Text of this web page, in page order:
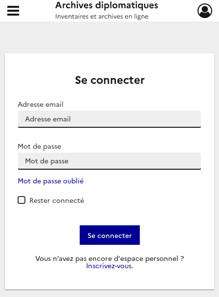
Archives diplomatiques
Ouvrir le menu déroulant
Se connecter
Adresse email
Mot de passe
Mot de passe oublié
Rester connecté
Se connecter
Vous n’avez pas encore d'espace personnel ?
Inscrivez-vous.